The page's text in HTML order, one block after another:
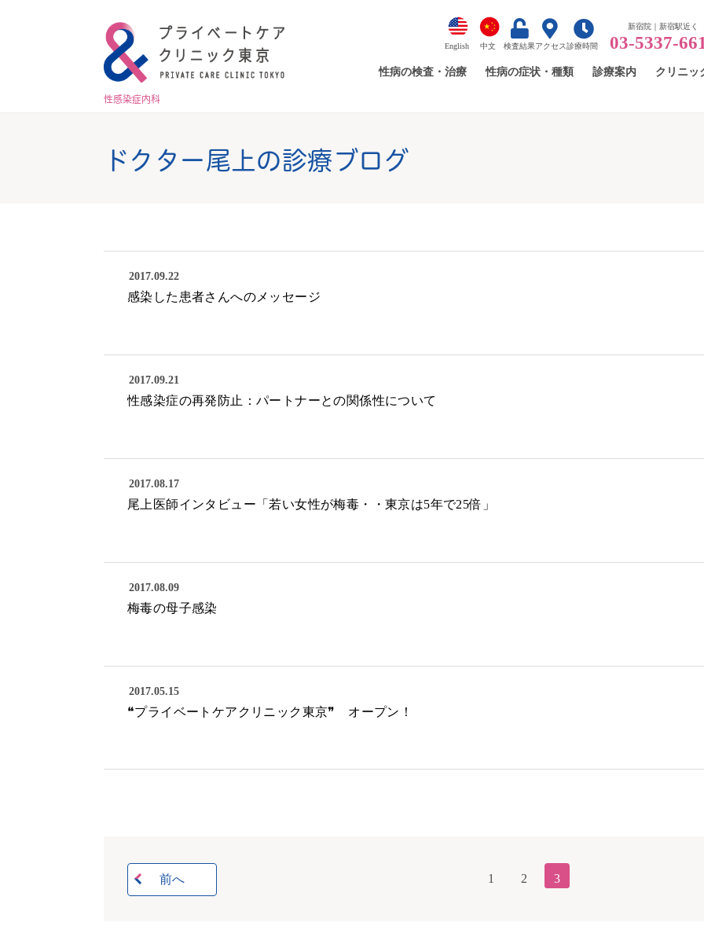
English 中文 検査結果アクセス診療時間
新宿院｜新宿駅近く
03-5337-
性病の検査・治療 性病の症状・種類 診療案内 クリニッ
性感染症内科
ドクター尾上の診療ブログ
2017.09.22
感染した患者さんへのメッセージ
2017.09.21
性感染症の再発防止：パートナーとの関係性について
2017.08.17
尾上医師インタビュー「若い女性が梅毒・・東京は5年で25倍」
2017.08.09
梅毒の母子感染
2017.05.15
❝プライベートケアクリニック東京❞ オープン！
前へ 1 2 3